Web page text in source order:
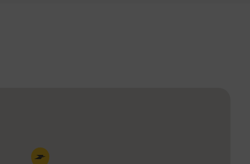
Pin de la carte